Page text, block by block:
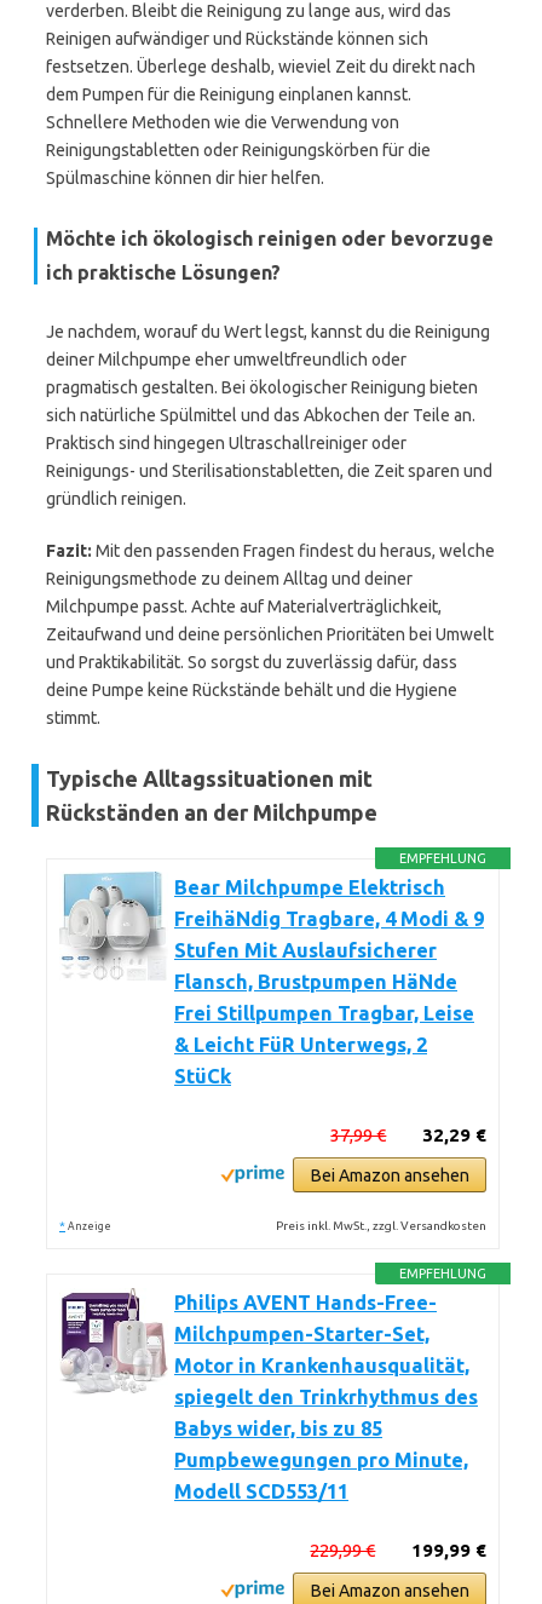
verderben. Bleibt die Reinigung zu lange aus, wird das
Reinigen aufwändiger und Rückstände können sich
festsetzen. Überlege deshalb, wieviel Zeit du direkt nach
dem Pumpen für die Reinigung einplanen kannst.
Schnellere Methoden wie die Verwendung von
Reinigungstabletten oder Reinigungskörben für die
Spülmaschine können dir hier helfen.
Möchte ich ökologisch reinigen oder bevorzuge
ich praktische Lösungen?
Je nachdem, worauf du Wert legst, kannst du die Reinigung
deiner Milchpumpe eher umweltfreundlich oder
pragmatisch gestalten. Bei ökologischer Reinigung bieten
sich natürliche Spülmittel und das Abkochen der Teile an.
Praktisch sind hingegen Ultraschallreiniger oder
Reinigungs- und Sterilisationstabletten, die Zeit sparen und
gründlich reinigen.
Fazit: Mit den passenden Fragen findest du heraus, welche
Reinigungsmethode zu deinem Alltag und deiner
Milchpumpe passt. Achte auf Materialverträglichkeit,
Zeitaufwand und deine persönlichen Prioritäten bei Umwelt
und Praktikabilität. So sorgst du zuverlässig dafür, dass
deine Pumpe keine Rückstände behält und die Hygiene
stimmt.
Typische Alltagssituationen mit
Rückständen an der Milchpumpe
EMPFEHLUNG
Bear Milchpumpe Elektrisch
FreihäNdig Tragbare, 4 Modi & 9
Stufen Mit Auslaufsicherer
Flansch, Brustpumpen HäNde
Frei Stillpumpen Tragbar, Leise
& Leicht FüR Unterwegs, 2
StüCk
32,29 €
37,99 €
Bei Amazon ansehen
* Anzeige Preis inkl. MwSt., zzgl. Versandkosten
EMPFEHLUNG
Philips AVENT Hands-Free-
Milchpumpen-Starter-Set,
Motor in Krankenhausqualität,
spiegelt den Trinkrhythmus des
Babys wider, bis zu 85
Pumpbewegungen pro Minute,
Modell SCD553/11
199,99 €
229,99 €
Bei Amazon ansehen